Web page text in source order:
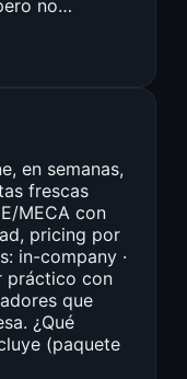
no…
en semanas,
frescas
MECA con
pricing por
in-company ·
práctico con
que
¿Qué
(paquete